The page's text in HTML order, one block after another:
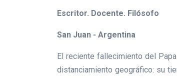
Escritor. Docente. Filósofo
San Juan - Argentina
El reciente fallecimiento del
distanciamiento geográfico: su